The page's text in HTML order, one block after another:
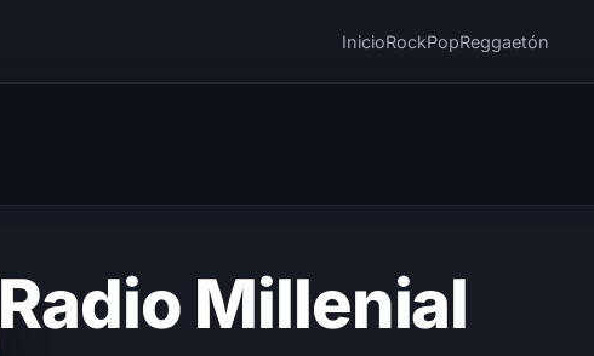
InicioRockPopReggaetón
Radio Millenial